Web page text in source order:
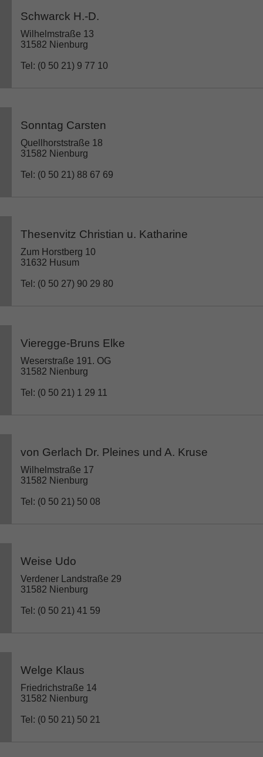
Schwarck H.-D.
Wilhelmstraße 13
31582 Nienburg
Tel: (0 50 21) 9 77 10
Sonntag Carsten
Quellhorststraße 18
31582 Nienburg
Tel: (0 50 21) 88 67 69
Thesenvitz Christian u. Katharine
Zum Horstberg 10
31632 Husum
Tel: (0 50 27) 90 29 80
Vieregge-Bruns Elke
Weserstraße 191. OG
31582 Nienburg
Tel: (0 50 21) 1 29 11
von Gerlach Dr. Pleines und A. Kruse
Wilhelmstraße 17
31582 Nienburg
Tel: (0 50 21) 50 08
Weise Udo
Verdener Landstraße 29
31582 Nienburg
Tel: (0 50 21) 41 59
Welge Klaus
Friedrichstraße 14
31582 Nienburg
Tel: (0 50 21) 50 21